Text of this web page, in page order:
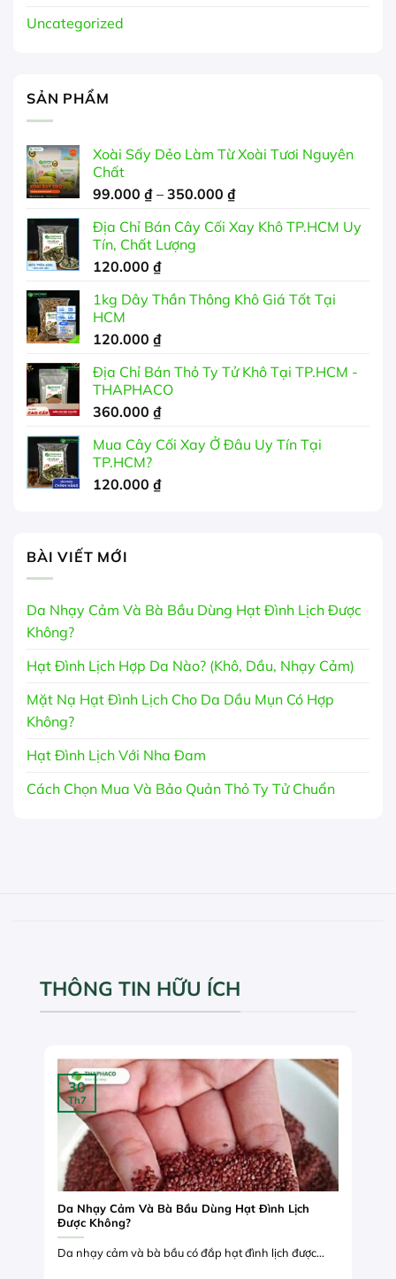
Uncategorized
SẢN PHẨM
Xoài Sấy Dẻo Làm Từ Xoài Tươi Nguyên
Chất
99.000 ₫ – 350.000 ₫Khoảng
từ
Địa Chỉ Bán Cây Cối Xay Khô TP.HCM Uy
Tín, Chất Lượng
120.000 ₫
1kg Dây Thần Thông Khô Giá Tốt Tại
HCM
120.000 ₫
Địa Chỉ Bán Thỏ Ty Tử Khô Tại TP.HCM -
THAPHACO
360.000 ₫
Mua Cây Cối Xay Ở Đâu Uy Tín Tại
TP.HCM?
120.000 ₫
BÀI VIẾT MỚI
Da Nhạy Cảm Và Bà Bầu Dùng Hạt Đình Lịch Được
Không?
Hạt Đình Lịch Hợp Da Nào? (Khô, Dầu, Nhạy Cảm)
Mặt Nạ Hạt Đình Lịch Cho Da Dầu Mụn Có Hợp
Không?
Hạt Đình Lịch Với Nha Đam
Cách Chọn Mua Và Bảo Quản Thỏ Ty Tử Chuẩn
THÔNG TIN HỮU ÍCH
Da Nhạy Cảm Và Bà Bầu Dùng Hạt Đình Lịch
Được Không?
Da nhạy cảm và bà bầu có đắp hạt đình lịch được...
30
Th7